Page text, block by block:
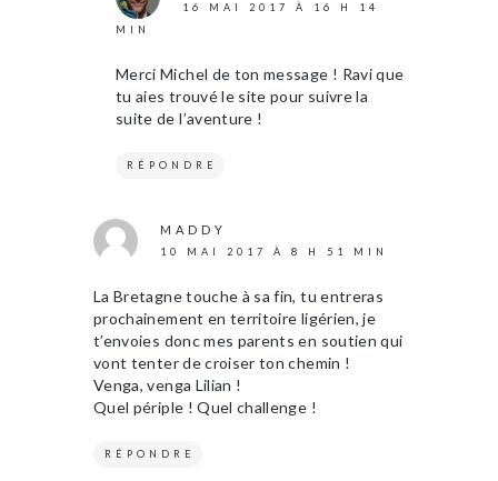
16 MAI 2017 À 16 H 14
MIN
Merci Michel de ton message ! Ravi que
tu aies trouvé le site pour suivre la
suite de l’aventure !
RÉPONDRE
MADDY
10 MAI 2017 À 8 H 51 MIN
La Bretagne touche à sa fin, tu entreras
prochainement en territoire ligérien, je
t’envoies donc mes parents en soutien qui
vont tenter de croiser ton chemin !
Venga, venga Lilian !
Quel périple ! Quel challenge !
RÉPONDRE